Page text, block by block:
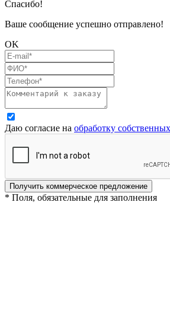
Спасибо!
Ваше сообщение успешно отправлено!
OK
Даю согласие на обработку
Получить коммерческое предложение
* Поля, обязательные для заполнения